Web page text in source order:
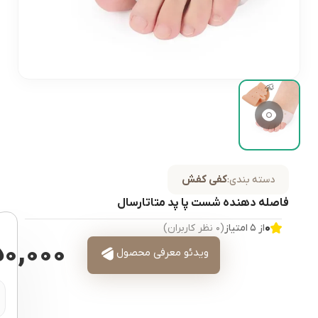
دسته بندی:کفی کفش
فاصله دهنده شست پا پد متاتارسال
۰از ۵ امتیاز (۰ نظر کاربران)
ویدئو معرفی محصول